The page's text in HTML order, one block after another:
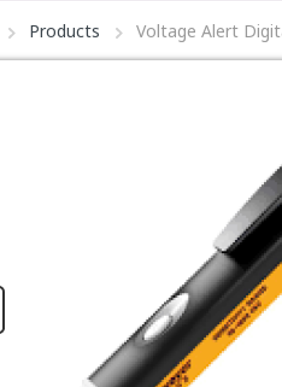
& Electronics
Supplies
& Beauty
All Categories
Products Voltage Alert